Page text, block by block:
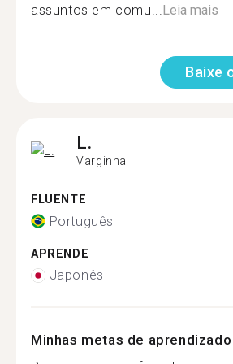
assuntos em comu...Leia mais
Baixe
L.
Varginha
FLUENTE
Português
APRENDE
Japonês
Minhas metas de aprendizado